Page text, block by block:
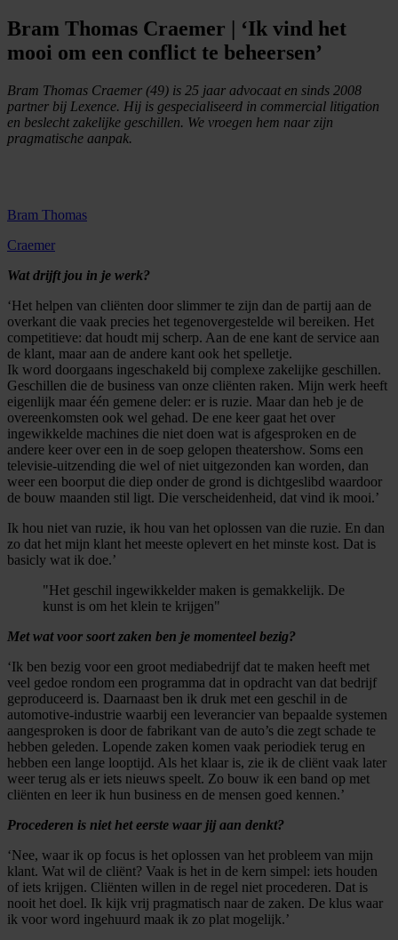
Bram Thomas Craemer | ‘Ik vind het
mooi om een conflict te beheersen’
Bram Thomas Craemer (49) is 25 jaar advocaat en sinds 2008
partner bij Lexence. Hij is gespecialiseerd in commercial litigation
en beslecht zakelijke geschillen. We vroegen hem naar zijn
pragmatische aanpak.
Bram Thomas
Craemer
Wat drijft jou in je werk?
‘Het helpen van cliënten door slimmer te zijn dan de partij aan de
overkant die vaak precies het tegenovergestelde wil bereiken. Het
competitieve: dat houdt mij scherp. Aan de ene kant de service aan
de klant, maar aan de andere kant ook het spelletje.
Ik word doorgaans ingeschakeld bij complexe zakelijke geschillen.
Geschillen die de business van onze cliënten raken. Mijn werk heeft
eigenlijk maar één gemene deler: er is ruzie. Maar dan heb je de
overeenkomsten ook wel gehad. De ene keer gaat het over
ingewikkelde machines die niet doen wat is afgesproken en de
andere keer over een in de soep gelopen theatershow. Soms een
televisie-uitzending die wel of niet uitgezonden kan worden, dan
weer een boorput die diep onder de grond is dichtgeslibd waardoor
de bouw maanden stil ligt. Die verscheidenheid, dat vind ik mooi.’
Ik hou niet van ruzie, ik hou van het oplossen van die ruzie. En dan
zo dat het mijn klant het meeste oplevert en het minste kost. Dat is
basicly wat ik doe.’
"Het geschil ingewikkelder maken is gemakkelijk. De
kunst is om het klein te krijgen"
Met wat voor soort zaken ben je momenteel bezig?
‘Ik ben bezig voor een groot mediabedrijf dat te maken heeft met
veel gedoe rondom een programma dat in opdracht van dat bedrijf
geproduceerd is. Daarnaast ben ik druk met een geschil in de
automotive-industrie waarbij een leverancier van bepaalde systemen
aangesproken is door de fabrikant van de auto’s die zegt schade te
hebben geleden. Lopende zaken komen vaak periodiek terug en
hebben een lange looptijd. Als het klaar is, zie ik de cliënt vaak later
weer terug als er iets nieuws speelt. Zo bouw ik een band op met
cliënten en leer ik hun business en de mensen goed kennen.’
Procederen is niet het eerste waar jij aan denkt?
‘Nee, waar ik op focus is het oplossen van het probleem van mijn
klant. Wat wil de cliënt? Vaak is het in de kern simpel: iets houden
of iets krijgen. Cliënten willen in de regel niet procederen. Dat is
nooit het doel. Ik kijk vrij pragmatisch naar de zaken. De klus waar
ik voor word ingehuurd maak ik zo plat mogelijk.’